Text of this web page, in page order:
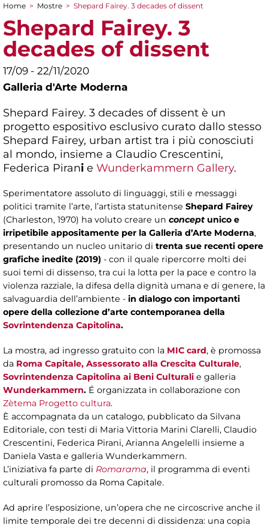
Tu sei qui
Home > Mostre > Shepard Fairey. 3 decades of dissent
Shepard Fairey. 3
decades of dissent
17/09 - 22/11/2020
Galleria d'Arte Moderna
Shepard Fairey. 3 decades of dissent è un
progetto espositivo esclusivo curato dallo stesso
Shepard Fairey, urban artist tra i più conosciuti
al mondo, insieme a Claudio Crescentini,
Federica Pirani e Wunderkammern Gallery.
Sperimentatore assoluto di linguaggi, stili e messaggi
politici tramite l’arte, l’artista statunitense Shepard Fairey
(Charleston, 1970) ha voluto creare un concept unico e
irripetibile appositamente per la Galleria d’Arte Moderna,
presentando un nucleo unitario di trenta sue recenti opere
grafiche inedite (2019) - con il quale ripercorre molti dei
suoi temi di dissenso, tra cui la lotta per la pace e contro la
violenza razziale, la difesa della dignità umana e di genere, la
salvaguardia dell’ambiente - in dialogo con importanti
opere della collezione d’arte contemporanea della
Sovrintendenza Capitolina.
La mostra, ad ingresso gratuito con la MIC card, è promossa
da Roma Capitale, Assessorato alla Crescita Culturale,
Sovrintendenza Capitolina ai Beni Culturali e galleria
Wunderkammern. É organizzata in collaborazione con
Zètema Progetto cultura.
È accompagnata da un catalogo, pubblicato da Silvana
Editoriale, con testi di Maria Vittoria Marini Clarelli, Claudio
Crescentini, Federica Pirani, Arianna Angelelli insieme a
Daniela Vasta e galleria Wunderkammern.
L’iniziativa fa parte di Romarama, il programma di eventi
culturali promosso da Roma Capitale.
Ad aprire l’esposizione, un’opera che ne circoscrive anche il
limite temporale dei tre decenni di dissidenza: una copia